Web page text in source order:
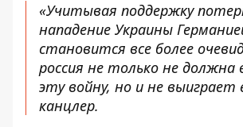
«Учитывая поддержку
нападение Украины
становится все более
россия не только не должна
эту войну, но и не выиграет
канцлер.